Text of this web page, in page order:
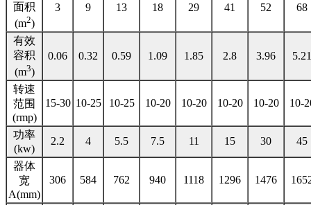
面积
(m2)
3 9 13 18 29 41 52 68
有效
容积
(m3)
0.06 0.32 0.59 1.09 1.85 2.8 3.96 5.21
转速
范围
(rmp)
15-30 10-25 10-25 10-20 10-20 10-20 10-20 10-
功率
(kw)
2.2 4 5.5 7.5 11 15 30 45
器体
宽
A(mm)
306 584 762 940 1118 1296 1476